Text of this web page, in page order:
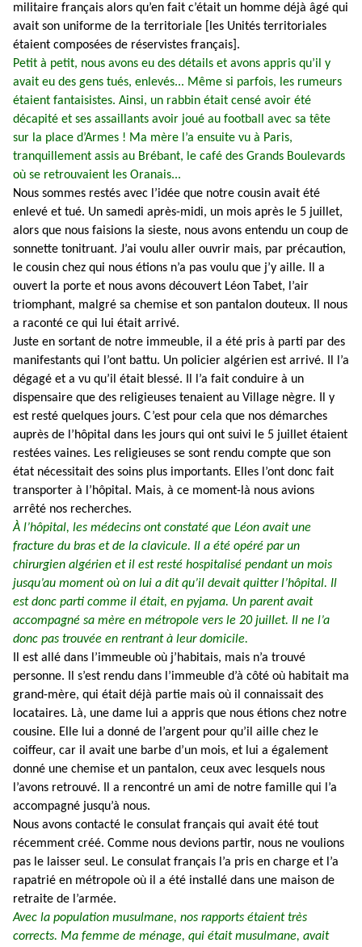
militaire français alors qu’en fait c’était un homme déjà âgé qui
avait son uniforme de la territoriale [les Unités territoriales
étaient composées de réservistes français].
Petit à petit, nous avons eu des détails et avons appris qu’il y
avait eu des gens tués, enlevés... Même si parfois, les rumeurs
étaient fantaisistes. Ainsi, un rabbin était censé avoir été
décapité et ses assaillants avoir joué au football avec sa tête
sur la place d’Armes ! Ma mère l’a ensuite vu à Paris,
tranquillement assis au Brébant, le café des Grands Boulevards
où se retrouvaient les Oranais...
Nous sommes restés avec l’idée que notre cousin avait été
enlevé et tué. Un samedi après-midi, un mois après le 5 juillet,
alors que nous faisions la sieste, nous avons entendu un coup de
sonnette tonitruant. J’ai voulu aller ouvrir mais, par précaution,
le cousin chez qui nous étions n’a pas voulu que j’y aille. Il a
ouvert la porte et nous avons découvert Léon Tabet, l’air
triomphant, malgré sa chemise et son pantalon douteux. Il nous
a raconté ce qui lui était arrivé.
Juste en sortant de notre immeuble, il a été pris à parti par des
manifestants qui l’ont battu. Un policier algérien est arrivé. Il l’a
dégagé et a vu qu’il était blessé. Il l’a fait conduire à un
dispensaire que des religieuses tenaient au Village nègre. Il y
est resté quelques jours. C’est pour cela que nos démarches
auprès de l’hôpital dans les jours qui ont suivi le 5 juillet étaient
restées vaines. Les religieuses se sont rendu compte que son
état nécessitait des soins plus importants. Elles l’ont donc fait
transporter à l’hôpital. Mais, à ce moment-là nous avions
arrêté nos recherches.
À l’hôpital, les médecins ont constaté que Léon avait une
fracture du bras et de la clavicule. Il a été opéré par un
chirurgien algérien et il est resté hospitalisé pendant un mois
jusqu’au moment où on lui a dit qu’il devait quitter l’hôpital. Il
est donc parti comme il était, en pyjama. Un parent avait
accompagné sa mère en métropole vers le 20 juillet. Il ne l’a
donc pas trouvée en rentrant à leur domicile.
Il est allé dans l’immeuble où j’habitais, mais n’a trouvé
personne. Il s’est rendu dans l’immeuble d’à côté où habitait ma
grand-mère, qui était déjà partie mais où il connaissait des
locataires. Là, une dame lui a appris que nous étions chez notre
cousine. Elle lui a donné de l’argent pour qu’il aille chez le
coiffeur, car il avait une barbe d’un mois, et lui a également
donné une chemise et un pantalon, ceux avec lesquels nous
l’avons retrouvé. Il a rencontré un ami de notre famille qui l’a
accompagné jusqu’à nous.
Nous avons contacté le consulat français qui avait été tout
récemment créé. Comme nous devions partir, nous ne voulions
pas le laisser seul. Le consulat français l’a pris en charge et l’a
rapatrié en métropole où il a été installé dans une maison de
retraite de l’armée.
Avec la population musulmane, nos rapports étaient très
corrects. Ma femme de ménage, qui était musulmane, avait